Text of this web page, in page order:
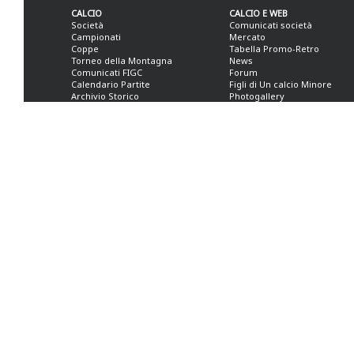
CALCIO
Società
Campionati
Coppe
Torneo della Montagna
Comunicati FIGC
Calendario Partite
Archivio Storico
CALCIO E WEB
Comunicati società
Mercato
Tabella Promo-Retro
News
Forum
Figli di Un calcio Minore
Photogallery